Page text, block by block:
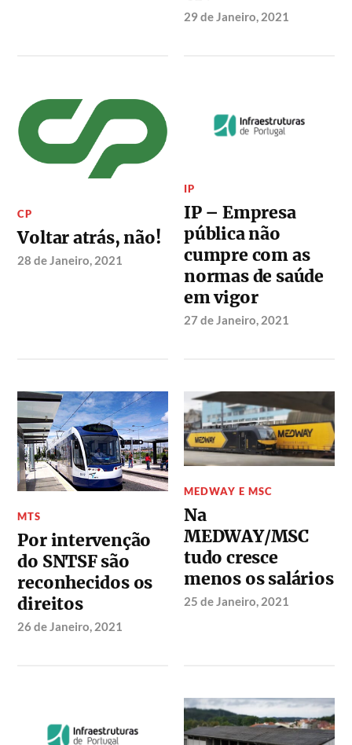
29 de Janeiro, 2021
CP
Voltar atrás, não!
28 de Janeiro, 2021
IP
IP – Empresa
pública não
cumpre com as
normas de saúde
em vigor
27 de Janeiro, 2021
MTS
Por intervenção
do SNTSF são
reconhecidos os
direitos
26 de Janeiro, 2021
MEDWAY E MSC
Na
MEDWAY/MSC
tudo cresce
menos os salários
25 de Janeiro, 2021